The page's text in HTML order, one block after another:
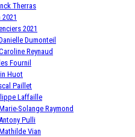
Therras
2021
Dumonteil
Reynaud
Fournil
Huot
Paillet
Laffaille
Solange Raymond
Pulli
Vian